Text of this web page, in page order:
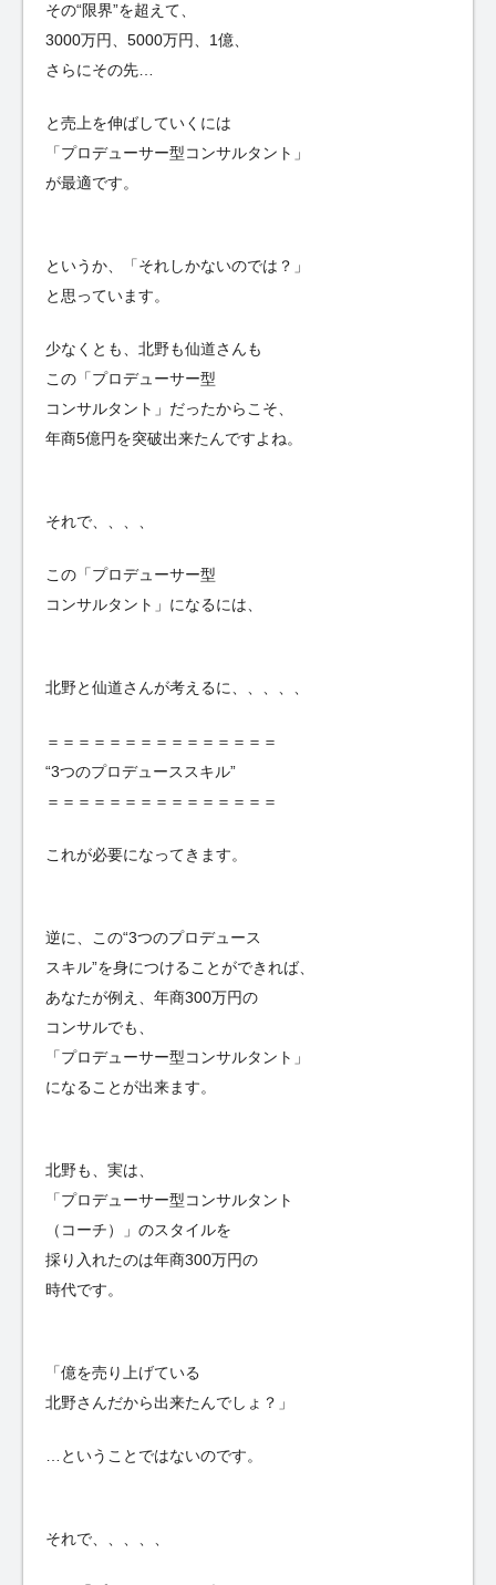
その“限界”を超えて、
3000万円、5000万円、1億、
さらにその先…
と売上を伸ばしていくには
「プロデューサー型コンサルタント」
が最適です。
というか、「それしかないのでは？」
と思っています。
少なくとも、北野も仙道さんも
この「プロデューサー型
コンサルタント」だったからこそ、
年商5億円を突破出来たんですよね。
それで、、、、
この「プロデューサー型
コンサルタント」になるには、
北野と仙道さんが考えるに、、、、、
＝＝＝＝＝＝＝＝＝＝＝＝＝＝＝
“3つのプロデューススキル”
＝＝＝＝＝＝＝＝＝＝＝＝＝＝＝
これが必要になってきます。
逆に、この“3つのプロデュース
スキル”を身につけることができれば、
あなたが例え、年商300万円の
コンサルでも、
「プロデューサー型コンサルタント」
になることが出来ます。
北野も、実は、
「プロデューサー型コンサルタント
（コーチ）」のスタイルを
採り入れたのは年商300万円の
時代です。
「億を売り上げている
北野さんだから出来たんでしょ？」
…ということではないのです。
それで、、、、、